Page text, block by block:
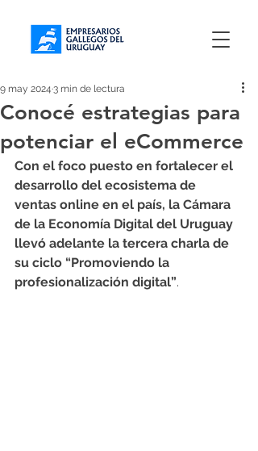
Conocé estrategias para
potenciar el eCommerce
9 may 2024 3 min de lectura
Con el foco puesto en fortalecer el
desarrollo del ecosistema de
ventas online en el país, la Cámara
de la Economía Digital del Uruguay
llevó adelante la tercera charla de
su ciclo “Promoviendo la
profesionalización digital”.